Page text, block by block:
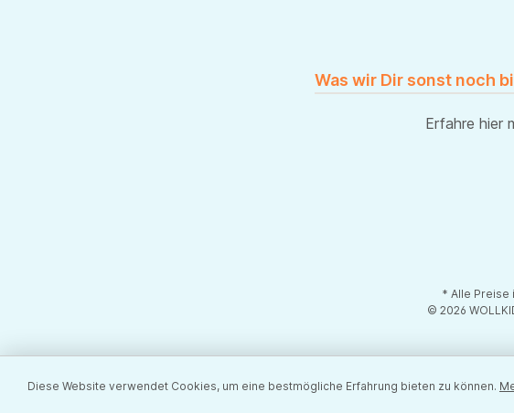
Was wir Dir sonst noch
Erfahre hier
* Alle Preise
© 2026
Diese Website verwendet Cookies, um eine bestmögliche Erfahrung bieten zu können.